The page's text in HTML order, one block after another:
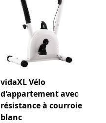
vidaXL Vélo
d'appartement avec
résistance à courroie
blanc